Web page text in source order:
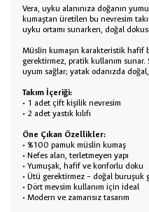
Vera, uyku alanınıza doğanın
kumaştan üretilen bu nevresim
uyku ortamı sunarken, doğal
Müslin kumaşın karakteristik hafif
gerektirmez, pratik kullanım sunar.
uyum sağlar; yatak odanızda
Takım İçeriği:
• 1 adet çift kişilik nevresim
• 2 adet yastık kılıfı
Öne Çıkan Özellikler:
• %100 pamuk müslin kumaş
• Nefes alan, terletmeyen yapı
• Yumuşak, hafif ve konforlu doku
• Ütü gerektirmez – doğal buruşuk
• Dört mevsim kullanım için ideal
• Modern ve zamansız tasarım